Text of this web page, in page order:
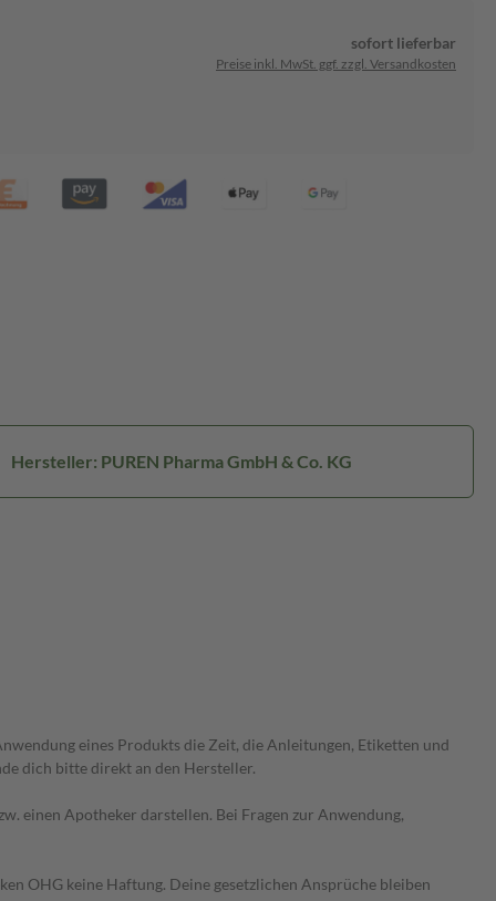
sofort lieferbar
Preise inkl. MwSt. ggf. zzgl. Versandkosten
Hersteller: PUREN Pharma GmbH & Co. KG
eines Produkts die Zeit, die Anleitungen, Etiketten und
dich bitte direkt an den Hersteller.
einen Apotheker darstellen. Bei Fragen zur Anwendung,
OHG keine Haftung. Deine gesetzlichen Ansprüche bleiben